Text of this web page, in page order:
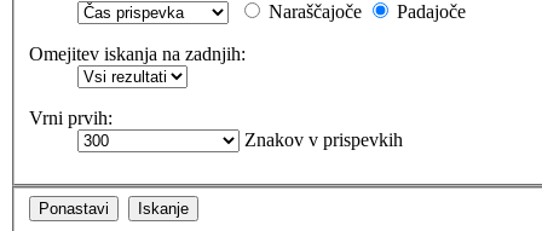
Naraščajoče
Padajoče
Omejitev iskanja na zadnjih:
Vrni prvih:
Znakov v prispevkih